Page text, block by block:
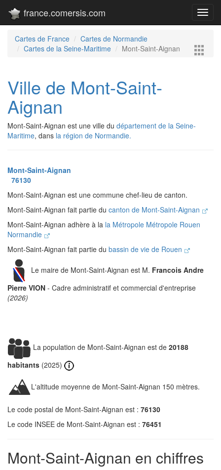
france.comersis.com
Cartes de France
Cartes de Normandie
Cartes de la Seine-Maritime
Mont-Saint-Aignan
Ville de Mont-Saint-
Aignan
Mont-Saint-Aignan est une ville du département de la Seine-
Maritime, dans la région de Normandie.
Mont-Saint-Aignan
76130
Mont-Saint-Aignan est une commune chef-lieu de canton.
Mont-Saint-Aignan fait partie du canton de Mont-Saint-Aignan
Mont-Saint-Aignan adhère à la la Métropole Métropole Rouen
Normandie
Mont-Saint-Aignan fait partie du bassin de vie de Rouen
Le maire de Mont-Saint-Aignan est M. Francois Andre
Pierre VION - Cadre administratif et commercial d'entreprise
(2026)
La population de Mont-Saint-Aignan est de 20188
habitants (2025)
L'altitude moyenne de Mont-Saint-Aignan 150 mètres.
Le code postal de Mont-Saint-Aignan est : 76130
Le code INSEE de Mont-Saint-Aignan est : 76451
Mont-Saint-Aignan en chiffres